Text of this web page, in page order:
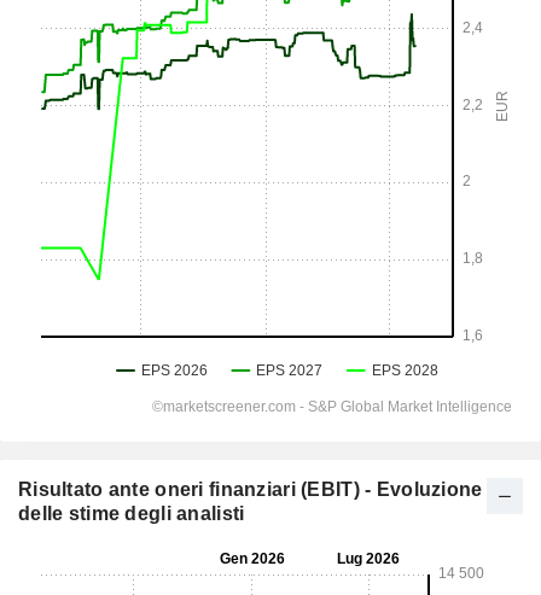
Risultato ante oneri finanziari (EBIT) - Evoluzione
delle stime degli analisti